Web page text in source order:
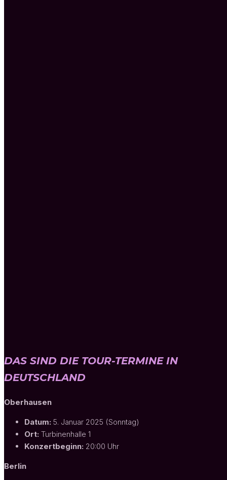
DAS SIND DIE TOUR-TERMINE IN
DEUTSCHLAND
Oberhausen
Datum: 5. Januar 2025 (Sonntag)
Ort: Turbinenhalle 1
Konzertbeginn: 20:00 Uhr
Berlin